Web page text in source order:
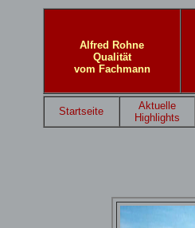
Alfred Rohne
Qualität
vom Fachmann
Startseite
Aktuelle
Highlights